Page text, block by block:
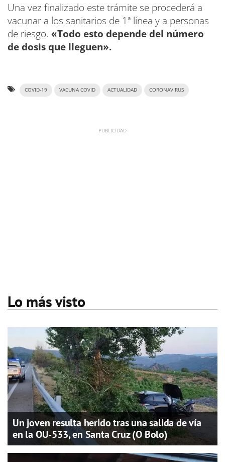
Una vez finalizado este trámite se procederá a
vacunar a los sanitarios de 1ª línea y a personas
de riesgo. «Todo esto depende del número
de dosis que lleguen».
COVID-19 VACUNA COVID ACTUALIDAD CORONAVIRUS
Lo más visto
Un joven resulta herido tras una salida de vía
en la OU-533, en Santa Cruz (O Bolo)